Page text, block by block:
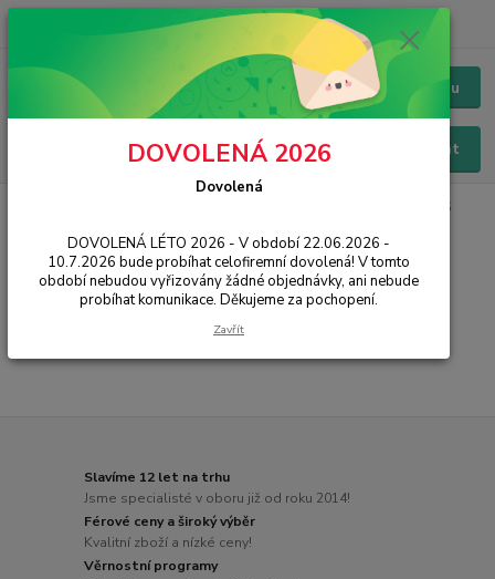
Menu
Hledat
Chat / Online podpora - 24/7
MS
MS Windows FPP - krabice
Slavíme 12 let na trhu
Jsme specialisté v oboru již od roku 2014!
Férové ceny a široký výběr
Kvalitní zboží a nízké ceny!
Věrnostní programy
DOVOLENÁ 2026
Dovolená
DOVOLENÁ LÉTO 2026 - V období 22.06.2026 -
10.7.2026 bude probíhat celofiremní dovolená! V tomto
období nebudou vyřizovány žádné objednávky, ani nebude
probíhat komunikace. Děkujeme za pochopení.
Zavřít